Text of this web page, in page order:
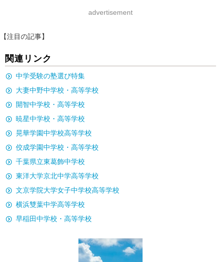
advertisement
【注目の記事】
関連リンク
中学受験の塾選び特集
大妻中野中学校・高等学校
開智中学校・高等学校
暁星中学校・高等学校
晃華学園中学校高等学校
佼成学園中学校・高等学校
千葉県立東葛飾中学校
東洋大学京北中学高等学校
文京学院大学女子中学校高等学校
横浜雙葉中学高等学校
早稲田中学校・高等学校